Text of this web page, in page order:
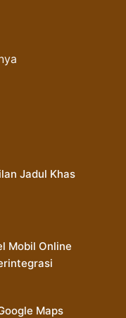
Jadul Khas
Mobil Online
Maps